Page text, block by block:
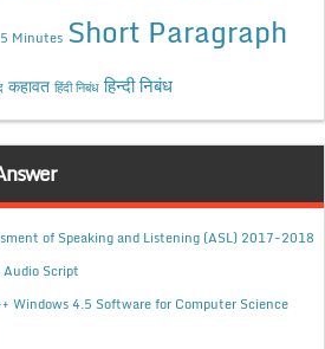
Minutes Short Paragraph
कहावत हिंदी निबंध हिन्दी निबंध
of Speaking and Listening (ASL) 2017-2018
Script
Windows 4.5 Software for Computer Science